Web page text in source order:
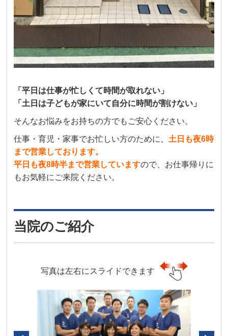
「平日は仕事が忙しくて時間が取れない」
「土日は子どもが家にいて自分に時間が割けない」
そんなお悩みをお持ちの方でもご安心ください。
仕事・育児・家事でお忙しい方のために
土日も夜6時
まで営業しております。
平日も夜8時半まで営業していますので、お仕事帰りに
もお気軽にご来院ください。
当院のご紹介
写真は左右にスライドできます